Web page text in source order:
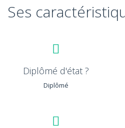
Ses
Diplômé d'état ?
Diplômé